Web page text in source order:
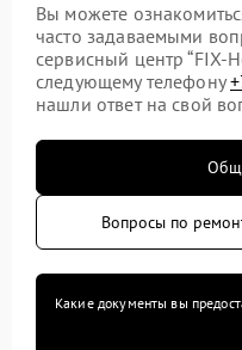
Вы можете
часто задаваемыми
сервисный центр “FIX-
следующему телефону
нашли ответ на свой
Вопросы по
Какие документы вы